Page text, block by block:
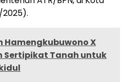
2025).
Hamengkubuwono X
Sertipikat Tanah untuk